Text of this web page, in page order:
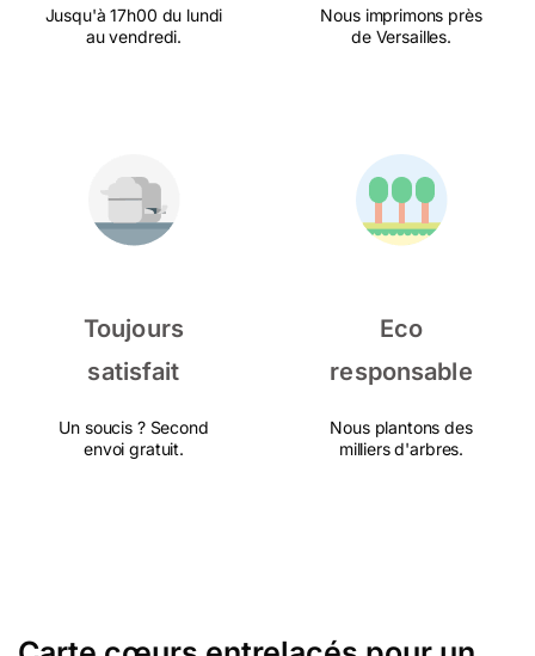
Jusqu'à 17h00 du lundi
au vendredi.
Nous imprimons près
de Versailles.
Toujours
satisfait
Un soucis ? Second
envoi gratuit.
Eco
responsable
Nous plantons des
milliers d'arbres.